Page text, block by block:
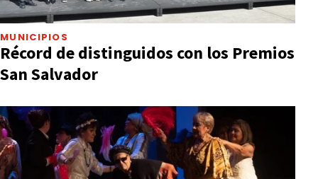
MUNICIPIOS
Récord de distinguidos con los Premios
San Salvador